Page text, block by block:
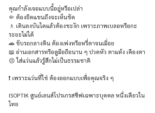
คุณกำลังเจอแบบนี้อยู่หรือเปล่า
🤏 ต้องยืดแขนถึงจะเห็นชัด
🚶 เดินลงบันไดแล้วต้องชะงัก เพราะภาพเบลอหรือกะ
ระยะไม่ได้
🚗 ขับรถกลางคืน ต้องเพ่งหรือหรี่ตาจนเมื่อย
📖 อ่านเอกสารหรือดูมือถือนาน ๆ ปวดหัว ตาแห้ง เคืองตา
😣 ใส่แว่นแล้วรู้สึกไม่เป็นธรรมชาติ
❗ เพราะแว่นที่ใช่ ต้องออกแบบเพื่อคุณจริง ๆ
ISOPTIK ศูนย์เลนส์โปรเกรสซีฟเฉพาะบุคคล หนึ่งเดียวใน
ไทย